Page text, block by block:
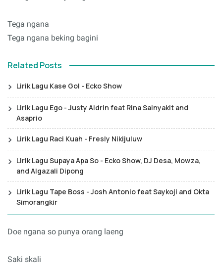
Tega ngana
Tega ngana beking bagini
Related Posts
Lirik Lagu Kase Gol - Ecko Show
Lirik Lagu Ego - Justy Aldrin feat Rina Sainyakit and
Asaprio
Lirik Lagu Raci Kuah - Fresly Nikijuluw
Lirik Lagu Supaya Apa So - Ecko Show, DJ Desa, Mowza,
and Algazali Dipong
Lirik Lagu Tape Boss - Josh Antonio feat Saykoji and Okta
Simorangkir
Doe ngana so punya orang laeng
Saki skali